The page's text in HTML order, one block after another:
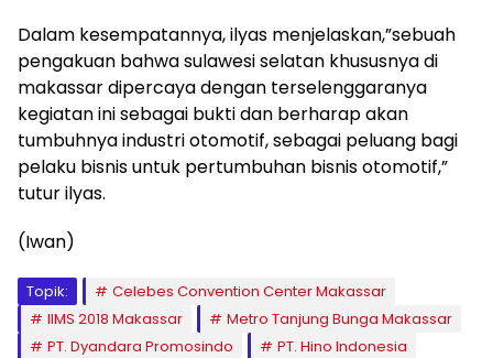
Dalam kesempatannya, ilyas menjelaskan,”sebuah
pengakuan bahwa sulawesi selatan khususnya di
makassar dipercaya dengan terselenggaranya
kegiatan ini sebagai bukti dan berharap akan
tumbuhnya industri otomotif, sebagai peluang bagi
pelaku bisnis untuk pertumbuhan bisnis otomotif,”
tutur ilyas.
(Iwan)
Topik:
Celebes Convention Center Makassar
IIMS 2018 Makassar
Metro Tanjung Bunga Makassar
PT. Dyandara Promosindo
PT. Hino Indonesia